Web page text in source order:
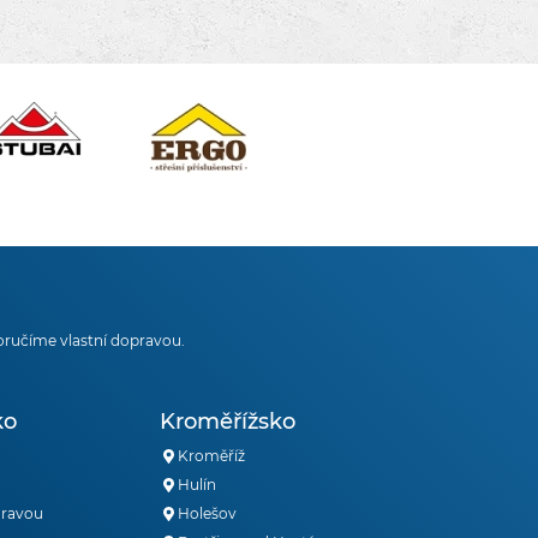
vlastní dopravou.
Kroměřížsko
Kroměříž
Hulín
Holešov